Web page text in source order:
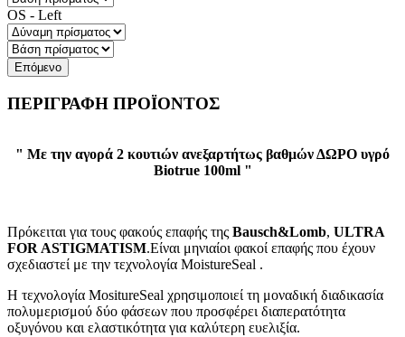
OS - Left
Επόμενο
ΠΕΡΙΓΡΑΦΗ ΠΡΟΪΟΝΤΟΣ
" Με την αγορά 2 κουτιών ανεξαρτήτως βαθμών ΔΩΡΟ υγρό
Biotrue 100ml "
Πρόκειται για τους φακούς επαφής της Bausch&Lomb, ULTRA
FOR ASTIGMATISM.Είναι μηνιαίοι φακοί επαφής που έχουν
σχεδιαστεί με την τεχνολογία MoistureSeal .
Η τεχνολογία MositureSeal χρησιμοποιεί τη μοναδική διαδικασία
πολυμερισμού δύο φάσεων που προσφέρει διαπερατότητα
οξυγόνου και ελαστικότητα για καλύτερη ευελιξία.